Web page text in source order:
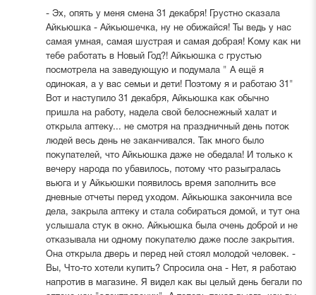
- Эх, опять у меня смена 31 декабря! Грустно сказала
Айкьюшка - Айкьюшечка, ну не обижайся! Ты ведь у нас
самая умная, самая шустрая и самая добрая! Кому как ни
тебе работать в Новый Год?! Айкьюшка с грустью
посмотрела на заведующую и подумала " А ещё я
одинокая, а у вас семьи и дети! Поэтому я и работаю 31"
Вот и наступило 31 декабря, Айкьюшка как обычно
пришла на работу, надела свой белоснежный халат и
открыла аптеку... не смотря на праздничный день поток
людей весь день не заканчивался. Так много было
покупателей, что Айкьюшка даже не обедала! И только к
вечеру народа по убавилось, потому что разыгралась
вьюга и у Айкьюшки появилось время заполнить все
дневные отчеты перед уходом. Айкьюшка закончила все
дела, закрыла аптеку и стала собираться домой, и тут она
услышала стук в окно. Айкьюшка была очень доброй и не
отказывала ни одному покупателю даже после закрытия.
Она открыла дверь и перед ней стоял молодой человек. -
Вы, Что-то хотели купить? Спросила она - Нет, я работаю
напротив в магазине. Я видел как вы целый день бегали по